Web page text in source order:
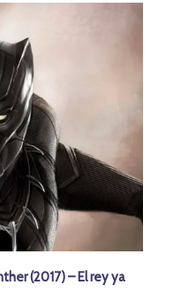
(2017) – El rey ya